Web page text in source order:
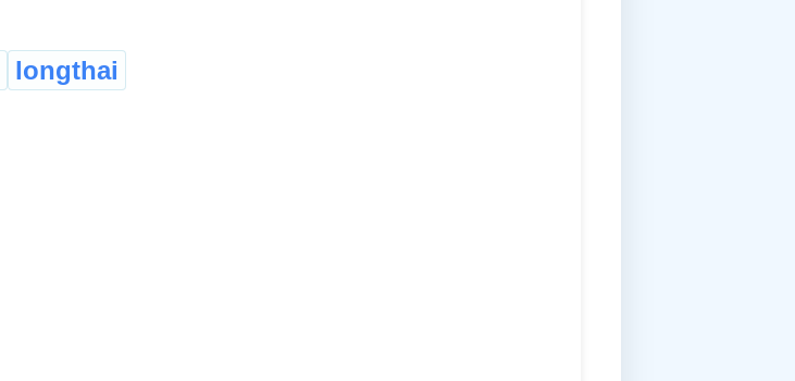
longthai